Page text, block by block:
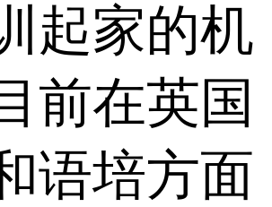
起家的机
前在英国
语培方面